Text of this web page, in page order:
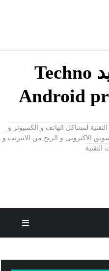
تكنو اندرويد Techno
Android
لمشاكل الهاتف و الكمبيوتر و
الأكتروني و الربح من الانترنت و
التقنية